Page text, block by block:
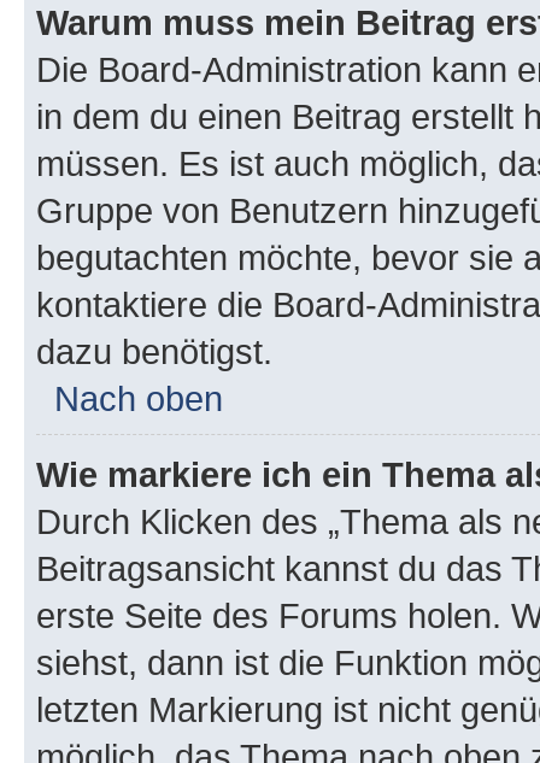
Warum muss mein Beitrag
Die Board-Administration kann
in dem du einen Beitrag erstellt
müssen. Es ist auch möglich,
Gruppe von Benutzern
begutachten möchte, bevor sie
kontaktiere die Board-
dazu benötigst.
Nach oben
Wie markiere ich ein Thema
Durch Klicken des „Thema als
Beitragsansicht kannst du das
erste Seite des Forums holen.
siehst, dann ist die Funktion
letzten Markierung ist nicht